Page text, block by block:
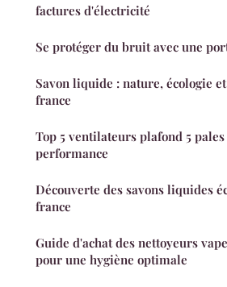
factures d'électricité
Se protéger du bruit avec une
Savon liquide : nature, écologie
france
Top 5 ventilateurs plafond 5
performance
Découverte des savons liquides
france
Guide d'achat des nettoyeurs
pour une hygiène optimale